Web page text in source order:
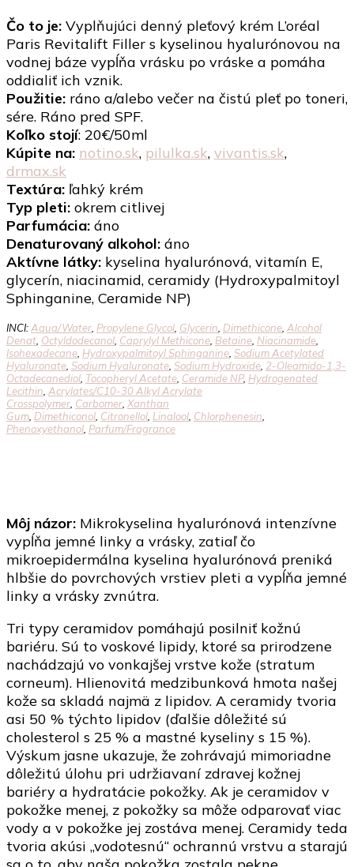
Čo to je: Vyplňujúci denný pleťový krém L’oréal
Paris Revitalift Filler s kyselinou hyalurónovou na
vodnej báze vypĺňa vrásku po vráske a pomáha
oddialiť ich vznik.
Použitie: ráno a/alebo večer na čistú pleť po toneri,
sére. Ráno pred SPF.
Koľko stojí: 20€/50ml
Kúpite na: notino.sk, pilulka.sk, vivantis.sk,
drmax.sk
Textúra: ľahký krém
Typ pleti: okrem citlivej
Parfumácia: áno
Denaturovaný alkohol: áno
Aktívne látky: kyselina hyalurónová, vitamín E,
glycerín, niacinamid, ceramidy (Hydroxypalmitoyl
Sphinganine, Ceramide NP)
INCI:Aqua/​Water, Propylene Glycol, Glycerin, Dimethicone, Alcohol
Denat, Octyldodecanol, Caprylyl Methicone, Betaine, Niacinamide,
Isohexadecane, Hydroxypalmitoyl Sphinganine, Sodium Acetylated
Hyaluronate, Sodium Hyaluronate, Sodium Hydroxide, 2-Oleamido-1,3-
Octadecanediol, Tocopheryl Acetate, Ceramide NP, Hydrogenated
Lecithin, Acrylates/​C10-30 Alkyl Acrylate
Crosspolymer, Carbomer, Xanthan
Gum, Dimethiconol, Citronellol, Linalool, Chlorphenesin,
Phenoxyethanol, Parfum/​Fragrance
Môj názor: Mikrokyselina hyalurónová intenzívne
vypĺňa jemné linky a vrásky, zatiaľ čo
mikroepidermálna kyselina hyalurónová preniká
hlbšie do povrchových vrstiev pleti a vypĺňa jemné
linky a vrásky zvnútra.
Tri typy ceramidov pomáhajú posilniť kožnú
bariéru. Sú to voskové lipidy, ktoré sa prirodzene
nachádzajú vo vonkajšej vrstve kože (stratum
corneum). Hlienovitá medzibunková hmota našej
kože sa skladá najmä z lipidov. A ceramidy tvoria
asi 50 % týchto lipidov (ďalšie dôležité sú
cholesterol s 25 % a mastné kyseliny s 15 %).
Výskum jasne ukazuje, že zohrávajú mimoriadne
dôležitú úlohu pri udržiavaní zdravej kožnej
bariéry a hydratácie pokožky. Ak je ceramidov v
pokožke menej, z pokožky sa môže odparovať viac
vody a v pokožke jej zostáva menej. Ceramidy teda
tvoria akúsi „vodotesnú“ ochrannú vrstvu a starajú